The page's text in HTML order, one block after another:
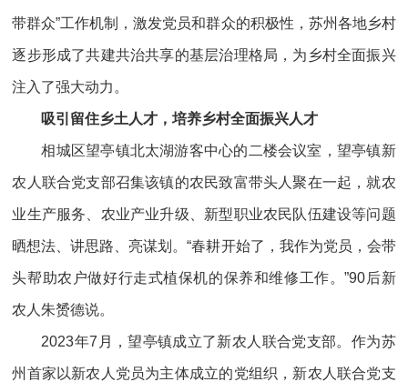
带群众”工作机制，激发党员和群众的积极性，苏州各地乡村
逐步形成了共建共治共享的基层治理格局，为乡村全面振兴
注入了强大动力。
吸引留住乡土人才，培养乡村全面振兴人才
相城区望亭镇北太湖游客中心的二楼会议室，望亭镇新
农人联合党支部召集该镇的农民致富带头人聚在一起，就农
业生产服务、农业产业升级、新型职业农民队伍建设等问题
晒想法、讲思路、亮谋划。“春耕开始了，我作为党员，会带
头帮助农户做好行走式植保机的保养和维修工作。”90后新
农人朱赟德说。
2023年7月，望亭镇成立了新农人联合党支部。作为苏
州首家以新农人党员为主体成立的党组织，新农人联合党支